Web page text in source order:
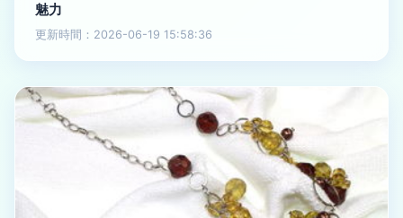
魅力
更新時間：2026-06-19 15:58:36